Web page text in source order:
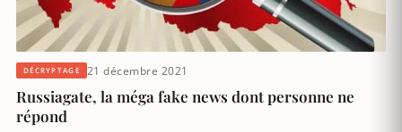
DÉCRYPTAGE 21 décembre 2021
Russiagate, la méga fake news dont personne ne
répond